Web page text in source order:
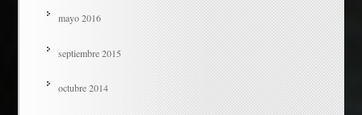
mayo 2016
septiembre 2015
octubre 2014